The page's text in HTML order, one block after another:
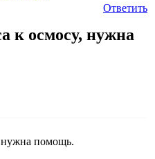
Ответить
к осмосу, нужна
нужна помощь.